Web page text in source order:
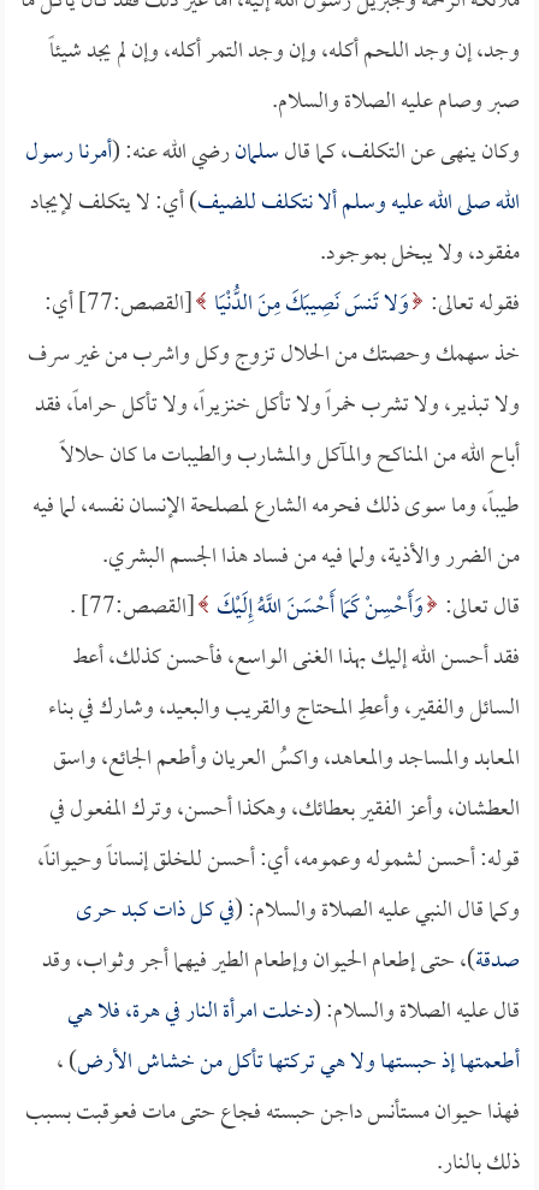
وجد، إن وجد اللحم أكله، وإن وجد التمر أكله، وإن لم يجد شيئاً
صبر وصام عليه الصلاة والسلام.
وكان ينهى عن التكلف، كما قالسلمانرضي الله عنه: (أمرنا رسول
الله صلى الله عليه وسلم ألا نتكلف للضيف) أي: لا يتكلف لإيجاد
مفقود، ولا يبخل بموجود.
فقوله تعالى: وَلا تَنسَ نَصِيبَكَ مِنَ الدُّنْيَا
[القصص:77] أي:
خذ سهمك وحصتك من الحلال تزوج وكل واشرب من غير سرف
ولا تبذير، ولا تشرب خمراً ولا تأكل خنزيراً، ولا تأكل حراماً، فقد
أباح الله من المناكح والمآكل والمشارب والطيبات ما كان حلالاً
طيباً، وما سوى ذلك فحرمه الشارع لمصلحة الإنسان نفسه، لما فيه
من الضرر والأذية، ولما فيه من فساد هذا الجسم البشري.
قال تعالى: وَأَحْسِنْ كَمَا أَحْسَنَ اللَّهُ إِلَيْكَ [القصص:77] .
فقد أحسن الله إليك بهذا الغنى الواسع، فأحسن كذلك، أعط
السائل والفقير، وأعطِ المحتاج والقريب والبعيد، وشارك في بناء
المعابد والمساجد والمعاهد، واكسُ العريان وأطعم الجائع، واسق
العطشان، وأعز الفقير بعطائك، وهكذا أحسن، وترك المفعول في
قوله: أحسن لشموله وعمومه، أي: أحسن للخلق إنساناً وحيواناً،
وكما قال النبي عليه الصلاة والسلام: (في كل ذات كبد حرى
صدقة)، حتى إطعام الحيوان وإطعام الطير فيهما أجر وثواب، وقد
قال عليه الصلاة والسلام: (دخلت امرأة النار في هرة، فلا هي
أطعمتها إذ حبستها ولا هي تركتها تأكل من خشاش الأرض) ،
فهذا حيوان مستأنس داجن حبسته فجاع حتى مات فعوقبت بسبب
ذلك بالنار.